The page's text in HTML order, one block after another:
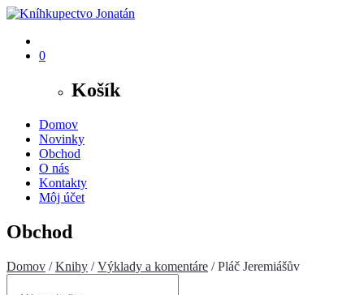
0
Košík
Domov
Novinky
Obchod
O nás
Kontakty
Môj účet
Obchod
Domov /Knihy /Výklady a komentáre / Pláč Jeremiášův